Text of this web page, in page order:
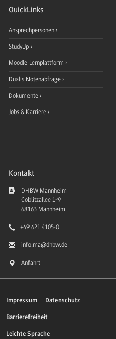
QuickLinks
Ansprechpersonen
StudyUp
Moodle Lernplattform
Dualis Notenabfrage
Dokumente
Jobs & Karriere
Kontakt
DHBW Mannheim
Coblitzallee 1-9
68163 Mannheim
+49 621 4105-0
info.ma@dhbw.de
Anfahrt
Impressum Datenschutz
Barrierefreiheit
Leichte Sprache